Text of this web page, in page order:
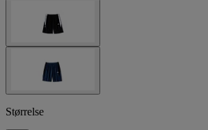
Størrelse